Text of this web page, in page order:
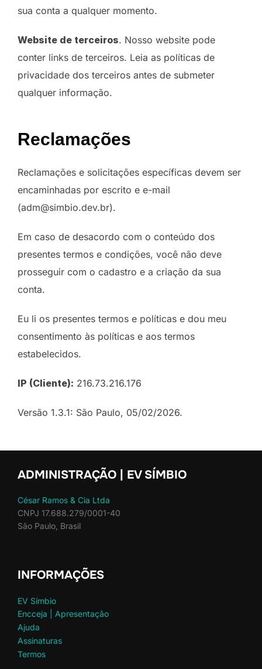
sua conta a qualquer momento.
Website de terceiros. Nosso website pode
conter links de terceiros. Leia as políticas de
privacidade dos terceiros antes de submeter
qualquer informação.
Reclamações
Reclamações e solicitações específicas devem ser
encaminhadas por escrito e e-mail
(adm@simbio.dev.br).
Em caso de desacordo com o conteúdo dos
presentes termos e condições, você não deve
prosseguir com o cadastro e a criação da sua
conta.
Eu li os presentes termos e políticas e dou meu
consentimento às políticas e aos termos
estabelecidos.
IP (Cliente): 216.73.216.176
Versão 1.3.1: São Paulo, 05/02/2026.
ADMINISTRAÇÃO | EV SÍMBIO
César Ramos & Cia Ltda
CNPJ 17.688.279/0001-40
São Paulo, Brasil
INFORMAÇÕES
EV Símbio
Encceja | Apresentação
Ajuda
Assinaturas
Termos